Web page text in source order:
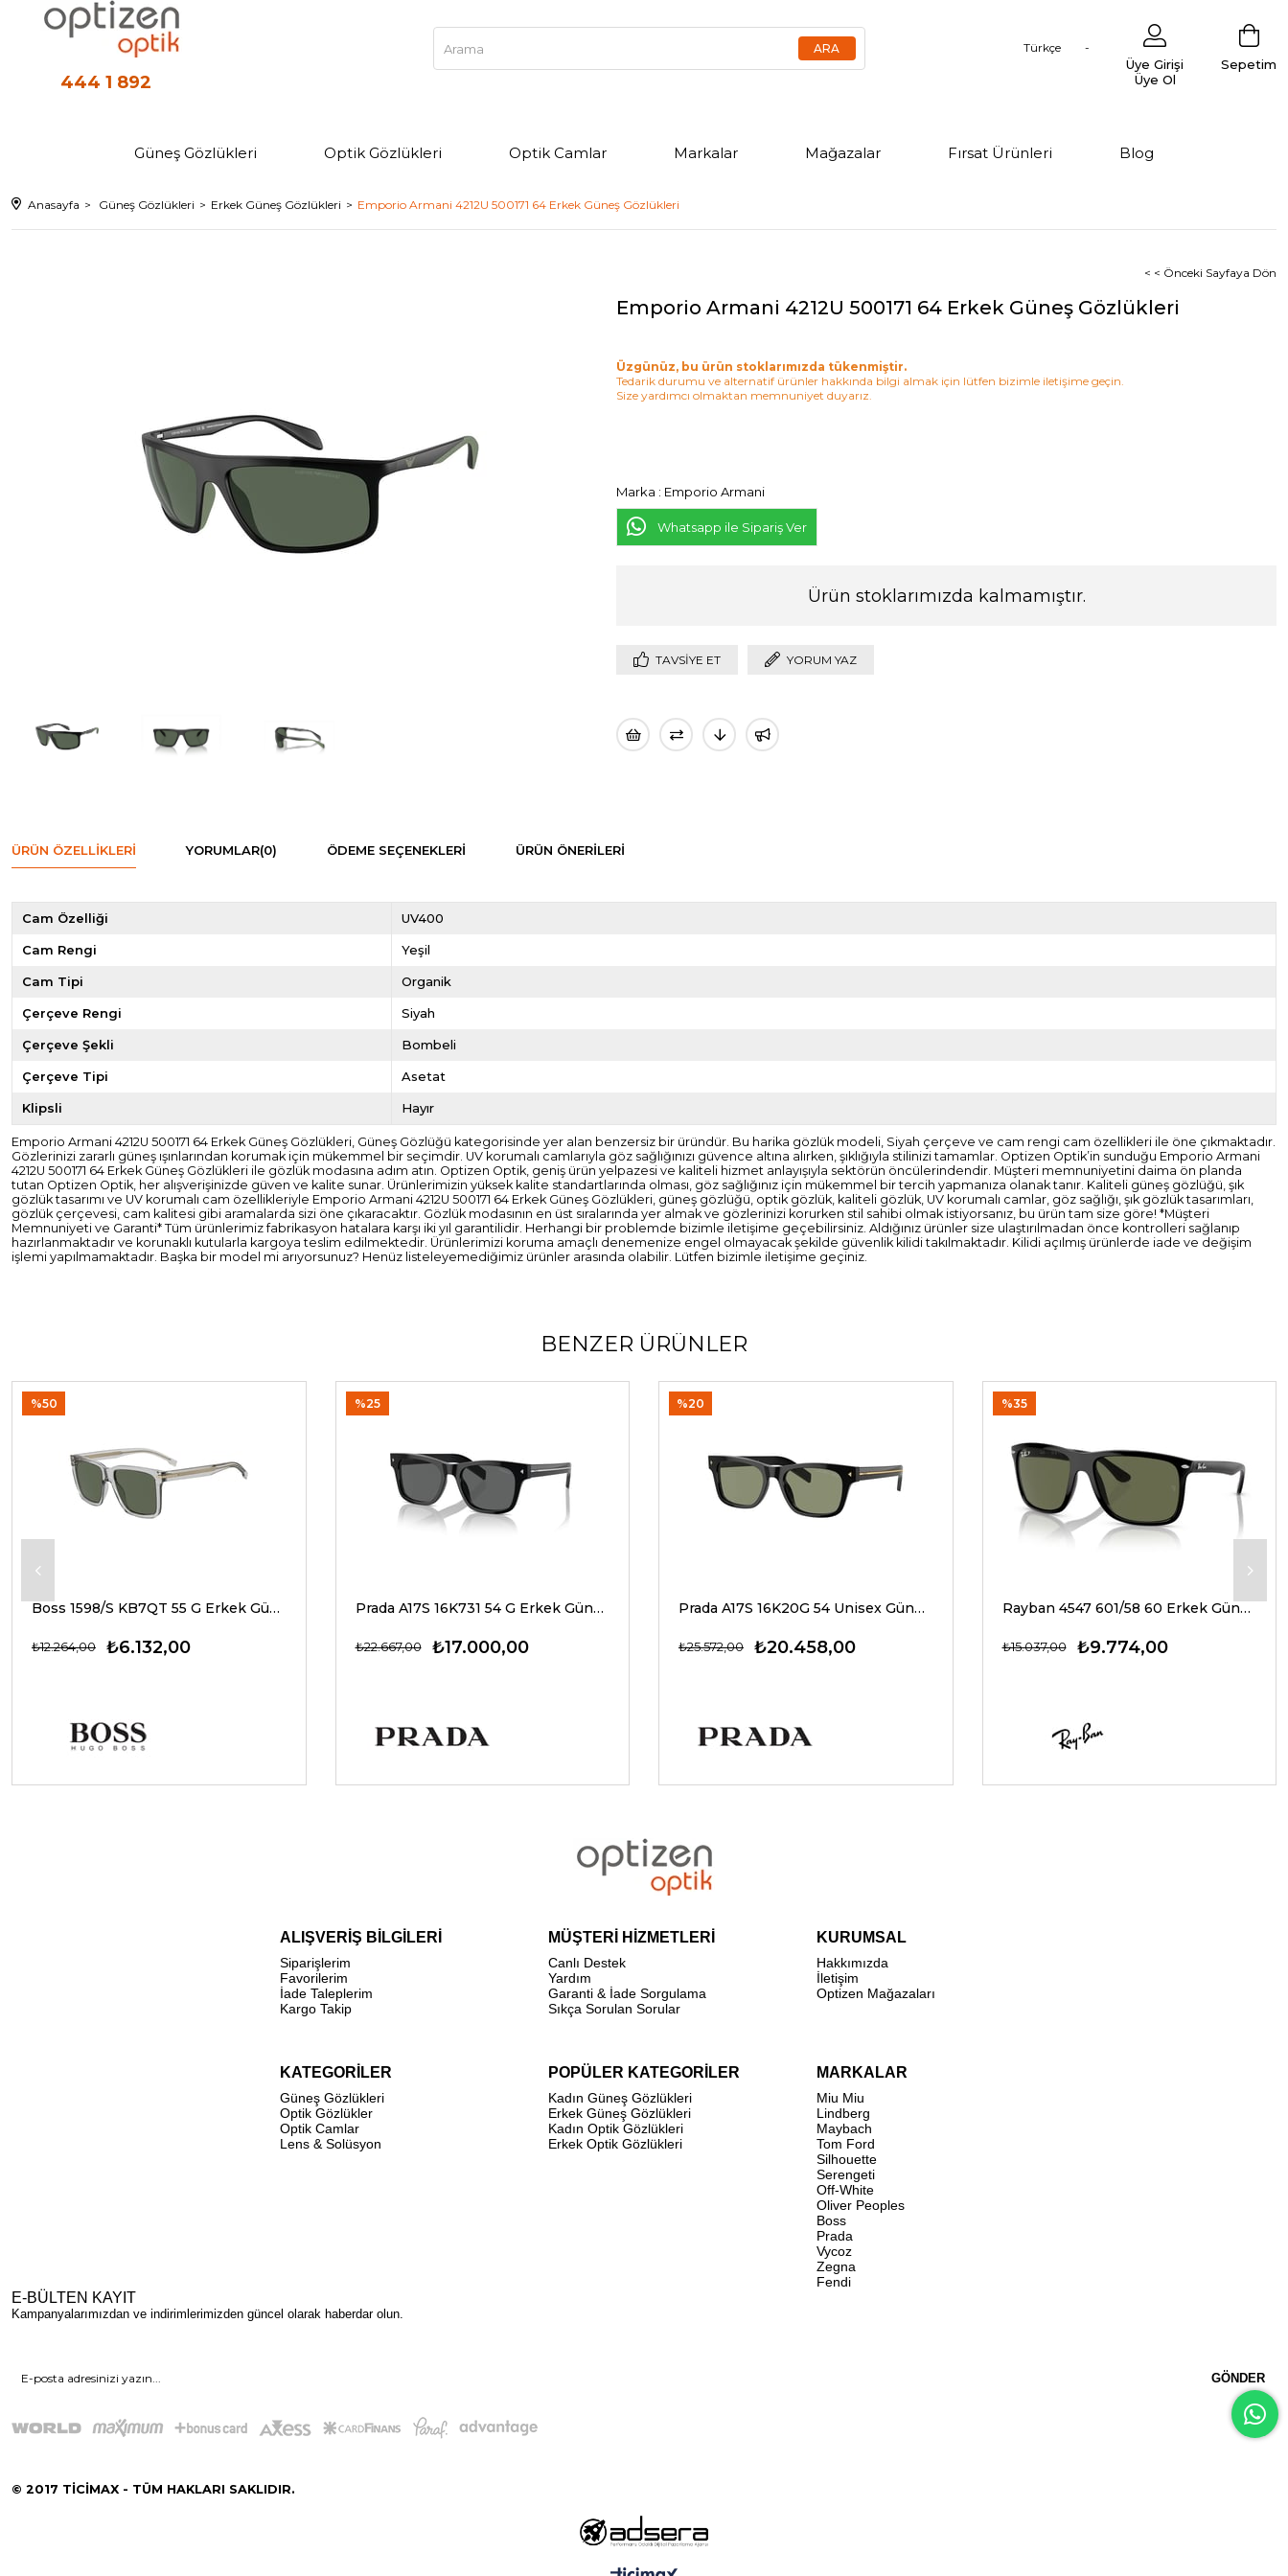
444 1 892
Türkçe
Sepetim
Üye Girişi
Üye Ol
Güneş Gözlükleri Optik Gözlükleri Optik Camlar Markalar Mağazalar Fırsat Ürünleri Blog
Anasayfa Güneş Gözlükleri Erkek Güneş Gözlükleri Emporio Armani 4212U 500171 64 Erkek Güneş Gözlükleri
< < Önceki Sayfaya Dön
Emporio Armani 4212U 500171 64 Erkek Güneş Gözlükleri
Üzgünüz, bu ürün stoklarımızda tükenmiştir.
Tedarik durumu ve alternatif ürünler hakkında bilgi almak için lütfen bizimle iletişime geçin.
Size yardımcı olmaktan memnuniyet duyarız.
Marka : Emporio Armani
Whatsapp ile Sipariş Ver
Ürün stoklarımızda kalmamıştır.
TAVSIYE ET YORUM YAZ
ÜRÜN ÖZELLIKLERI YORUMLAR(0) ÖDEME SEÇENEKLERI ÜRÜN ÖNERILERI
Cam Özelliği UV400
Cam Rengi Yeşil
Cam Tipi Organik
Çerçeve Rengi Siyah
Çerçeve Şekli Bombeli
Çerçeve Tipi Asetat
Klipsli Hayır
Emporio Armani 4212U 500171 64 Erkek Güneş Gözlükleri, Güneş Gözlüğü kategorisinde yer alan benzersiz bir üründür. Bu harika gözlük modeli, Siyah çerçeve ve cam rengi cam özellikleri ile öne çıkmaktadır.
Gözlerinizi zararlı güneş ışınlarından korumak için mükemmel bir seçimdir. UV korumalı camlarıyla göz sağlığınızı güvence altına alırken, şıklığıyla stilinizi tamamlar. Optizen Optik’in sunduğu Emporio Armani
4212U 500171 64 Erkek Güneş Gözlükleri ile gözlük modasına adım atın. Optizen Optik, geniş ürün yelpazesi ve kaliteli hizmet anlayışıyla sektörün öncülerindendir. Müşteri memnuniyetini daima ön planda
tutan Optizen Optik, her alışverişinizde güven ve kalite sunar. Ürünlerimizin yüksek kalite standartlarında olması, göz sağlığınız için mükemmel bir tercih yapmanıza olanak tanır. Kaliteli güneş gözlüğü, şık
gözlük tasarımı ve UV korumalı cam özellikleriyle Emporio Armani 4212U 500171 64 Erkek Güneş Gözlükleri, güneş gözlüğü, optik gözlük, kaliteli gözlük, UV korumalı camlar, göz sağlığı, şık gözlük tasarımları,
gözlük çerçevesi, cam kalitesi gibi aramalarda sizi öne çıkaracaktır. Gözlük modasının en üst sıralarında yer almak ve gözlerinizi korurken stil sahibi olmak istiyorsanız, bu ürün tam size göre! *Müşteri
Memnuniyeti ve Garanti* Tüm ürünlerimiz fabrikasyon hatalara karşı iki yıl garantilidir. Herhangi bir problemde bizimle iletişime geçebilirsiniz. Aldığınız ürünler size ulaştırılmadan önce kontrolleri sağlanıp
hazırlanmaktadır ve korunaklı kutularla kargoya teslim edilmektedir. Ürünlerimizi koruma amaçlı denemenize engel olmayacak şekilde güvenlik kilidi takılmaktadır. Kilidi açılmış ürünlerde iade ve değişim
işlemi yapılmamaktadır. Başka bir model mi arıyorsunuz? Henüz listeleyemediğimiz ürünler arasında olabilir. Lütfen bizimle iletişime geçiniz.
BENZER ÜRÜNLER
Boss 1598/S KB7QT 55 G Erkek Güneş Gözlükleri
₺6.132,00
₺12.264,00
%50
Prada A17S 16K731 54 G Erkek Güneş Gözlükleri
₺17.000,00
₺22.667,00
%25
Prada A17S 16K20G 54 Unisex Güneş Gözlükleri
₺20.458,00
₺25.572,00
%20
Rayban 4547 601/58 60 Erkek Güneş Gözlükleri
₺9.774,00
₺15.037,00
%35
ALIŞVERİŞ BİLGİLERİ
Siparişlerim
Favorilerim
İade Taleplerim
Kargo Takip
MÜŞTERİ HİZMETLERİ
Canlı Destek
Yardım
Garanti & İade Sorgulama
Sıkça Sorulan Sorular
KURUMSAL
Hakkımızda
İletişim
Optizen Mağazaları
KATEGORİLER
Güneş Gözlükleri
Optik Gözlükler
Optik Camlar
Lens & Solüsyon
POPÜLER KATEGORİLER
Kadın Güneş Gözlükleri
Erkek Güneş Gözlükleri
Kadın Optik Gözlükleri
Erkek Optik Gözlükleri
MARKALAR
Miu Miu
Lindberg
Maybach
Tom Ford
Silhouette
Serengeti
Off-White
Oliver Peoples
Boss
Prada
Vycoz
Zegna
Fendi
E-BÜLTEN KAYIT
Kampanyalarımızdan ve indirimlerimizden güncel olarak haberdar olun.
GÖNDER
© 2017 TİCİMAX - TÜM HAKLARI SAKLIDIR.